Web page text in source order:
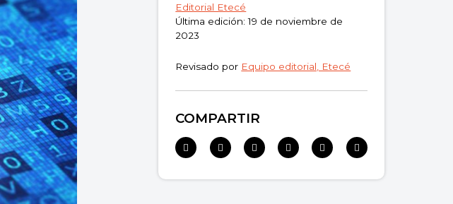
¿Qué es un spyware?
Editorial Etecé
Última edición: 19 de noviembre de
2023
Revisado por Equipo editorial, Etecé
COMPARTIR